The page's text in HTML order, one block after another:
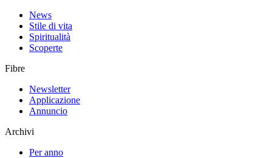
News
Stile di vita
Spiritualità
Scoperte
Fibre
Newsletter
Applicazione
Annuncio
Archivi
Per anno